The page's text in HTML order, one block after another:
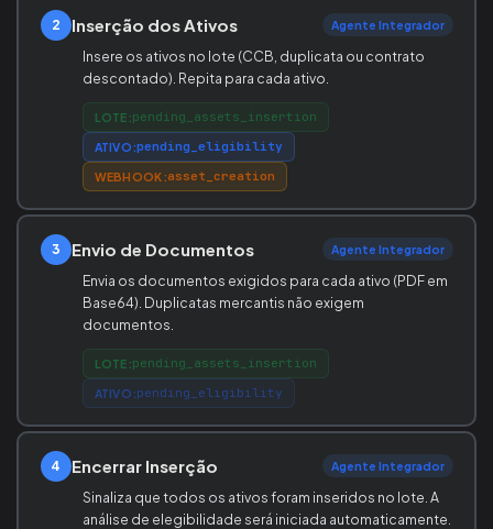
2 Inserção dos Ativos Agente Integrador
Insere os ativos no lote (CCB, duplicata ou contrato
descontado). Repita para cada ativo.
LOTE:pending_assets_insertion
ATIVO:pending_eligibility
WEBHOOK:asset_creation
3 Envio de Documentos Agente Integrador
Envia os documentos exigidos para cada ativo (PDF em
Base64). Duplicatas mercantis não exigem
documentos.
LOTE:pending_assets_insertion
ATIVO:pending_eligibility
4 Encerrar Inserção Agente Integrador
Sinaliza que todos os ativos foram inseridos no lote. A
análise de elegibilidade será iniciada automaticamente.